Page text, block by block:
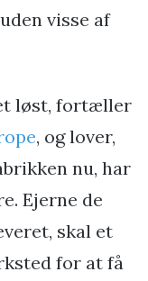
visse af
løst, fortæller
, og lover,
nu, har
Ejerne de
skal et
for at få